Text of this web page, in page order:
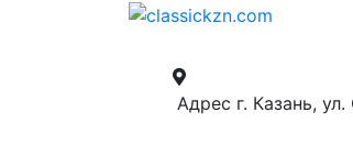
Адрес г. Казань,